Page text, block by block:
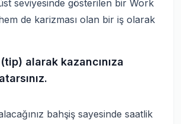
seviyesinde gösterilen bir Work
de karizması olan bir iş olarak
alarak kazancınıza
bahşiş sayesinde saatlik